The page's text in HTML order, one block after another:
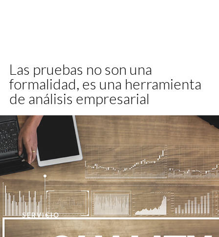
Las pruebas no son una
formalidad, es una herramienta
de análisis empresarial
SERVICIO